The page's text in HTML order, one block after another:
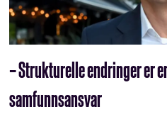
– Strukturelle endringer er
samfunnsansvar